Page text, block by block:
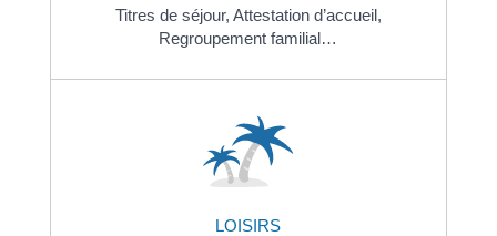
Titres de séjour, Attestation d’accueil,
Regroupement familial…
LOISIRS